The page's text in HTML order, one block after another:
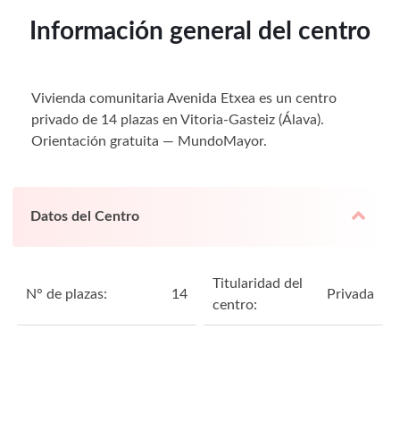
Información general del centro
Vivienda comunitaria Avenida Etxea es un centro
privado de 14 plazas en Vitoria-Gasteiz (Álava).
Orientación gratuita — MundoMayor.
Datos del Centro
N° de plazas: 14
Titularidad del
centro:
Privada